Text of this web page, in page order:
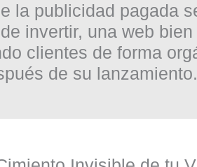
la publicidad pagada
invertir, una web
clientes de forma
de su lanzamiento.